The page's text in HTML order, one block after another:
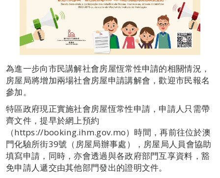
為進一步向市民講解社會房屋恆常性申請的相關情況，
房屋局將增加兩場社會房屋申請講解會，歡迎市民報名
參加。
特區政府現正實施社會房屋恆常性申請，申請人只需帶
齊文件，提早於網上預約
（https://booking.ihm.gov.mo）時間，再前往位於澳
門化驗所街39號（房屋局辦事處），房屋局人員會協助
填寫申請，同時，亦會透過與各政府部門互享資料，豁
免申請人遞交由其他部門發出的證明文件。